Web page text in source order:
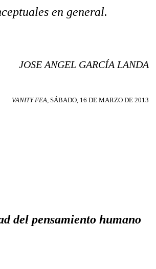
en general.
JOSE ANGEL GARCÍA LANDA
VANITY FEA, SÁBADO, 16 DE MARZO DE 2013
del pensamiento humano